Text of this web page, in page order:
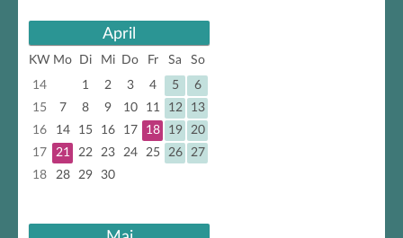
April
KW Mo Di Mi Do Fr Sa
So
14
1 2 3 4 5
6
15
7 8 9 10 11 12
13
16
14 15 16 17 18 19
20
17
21 22 23 24 25 26
27
18
28 29 30